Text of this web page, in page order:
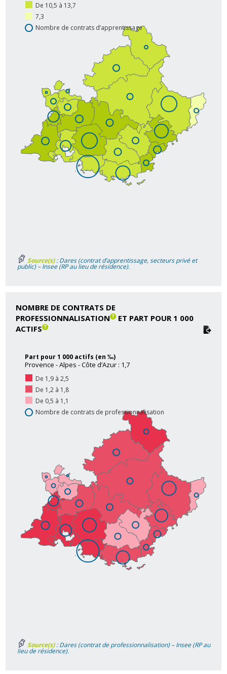
De 10,5 à 13,7
7,3
Nombre de contrats d’apprentissage
Source(s): Dares (contrat d’apprentissage, secteurs privé et
public) – Insee (RP au lieu de résidence).
NOMBRE DE CONTRATS DE
PROFESSIONNALISATION
ET PART POUR 1 000
ACTIFS
De 1,9 à 2,5
De 1,2 à 1,8
De 0,5 à 1,1
Nombre de contrats de professionnalisation
Part pour 1 000 actifs (en ‰)
Provence - Alpes - Côte d’Azur : 1,7
Source(s): Dares (contrat de professionnalisation) – Insee (RP au
lieu de résidence).